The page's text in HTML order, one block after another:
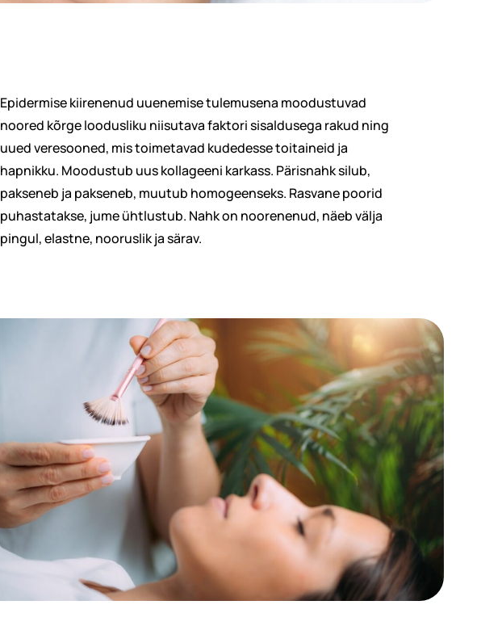
Epidermise kiirenenud uuenemise tulemusena moodustuvad
noored kõrge loodusliku niisutava faktori sisaldusega rakud ning
uued veresooned, mis toimetavad kudedesse toitaineid ja
hapnikku. Moodustub uus kollageeni karkass. Pärisnahk silub,
pakseneb ja pakseneb, muutub homogeenseks. Rasvane poorid
puhastatakse, jume ühtlustub. Nahk on noorenenud, näeb välja
pingul, elastne, nooruslik ja särav.